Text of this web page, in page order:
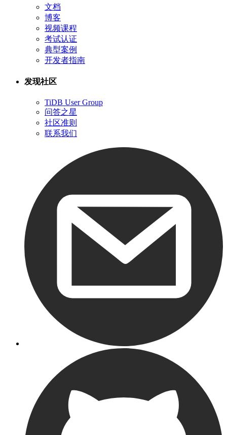
文档
博客
视频课程
考试认证
典型案例
开发者指南
发现社区
TiDB User Group
问答之星
社区准则
联系我们